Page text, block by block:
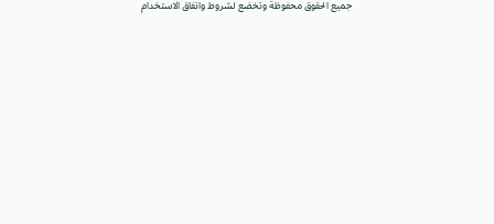
جميع الحقوق محفوظة وتخضع لشروط واتفاق الاستخدام